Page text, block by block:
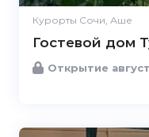
Курорты Сочи, Аше
Гостевой дом
Открытие август